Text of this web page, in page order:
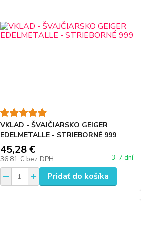
VKLAD - ŠVAJČIARSKO GEIGER
EDELMETALLE - STRIEBORNÉ 999
45,28 €
36,81 € bez DPH 3-7 dní
Pridať do košíka